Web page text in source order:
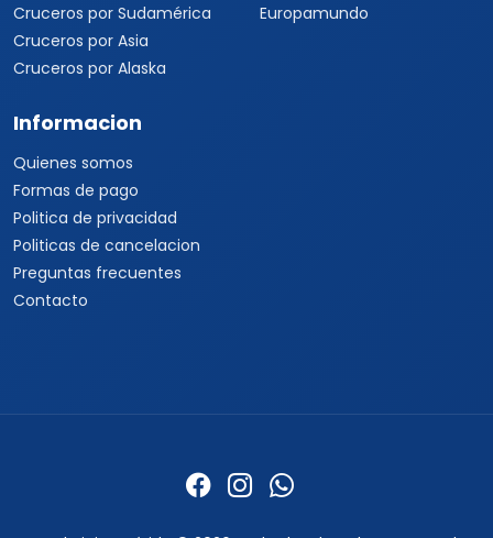
Cruceros por Sudamérica
Cruceros por Asia
Cruceros por Alaska
Europamundo
Informacion
Quienes somos
Formas de pago
Politica de privacidad
Politicas de cancelacion
Preguntas frecuentes
Contacto